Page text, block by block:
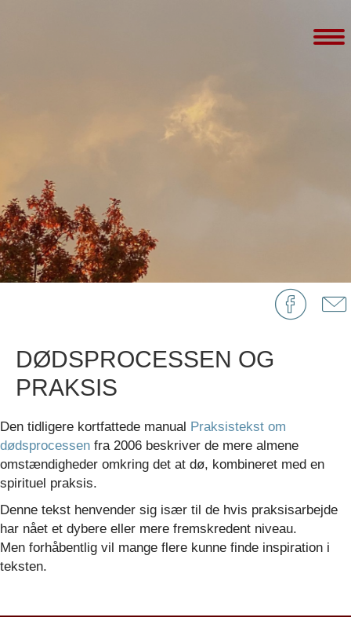
DØDSPROCESSEN OG
PRAKSIS
Den tidligere kortfattede manual Praksistekst om
dødsprocessen fra 2006 beskriver de mere almene
omstændigheder omkring det at dø, kombineret med en
spirituel praksis.
Denne tekst henvender sig især til de hvis praksisarbejde
har nået et dybere eller mere fremskredent niveau.
Men forhåbentlig vil mange flere kunne finde inspiration i
teksten.